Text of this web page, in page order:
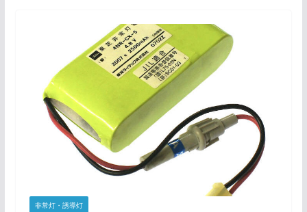
非常灯・誘導灯